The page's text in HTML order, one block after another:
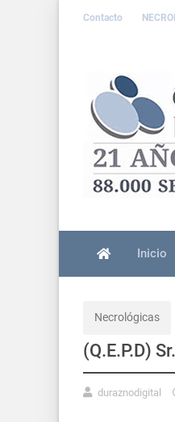
Contacto
Inicio
Necrológicas
(Q.E.P.D)
duraznodigital